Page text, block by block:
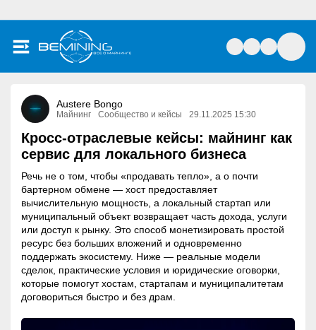
Austere Bongo
Майнинг Сообщество и кейсы 29.11.2025 15:30
Кросс-отраслевые кейсы: майнинг как
сервис для локального бизнеса
Речь не о том, чтобы «продавать тепло», а о почти
бартерном обмене — хост предоставляет
вычислительную мощность, а локальный стартап или
муниципальный объект возвращает часть дохода, услуги
или доступ к рынку. Это способ монетизировать простой
ресурс без больших вложений и одновременно
поддержать экосистему. Ниже — реальные модели
сделок, практические условия и юридические оговорки,
которые помогут хостам, стартапам и муниципалитетам
договориться быстро и без драм.